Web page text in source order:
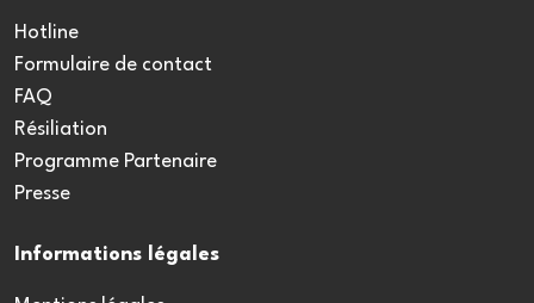
Hotline
Formulaire de contact
FAQ
Résiliation
Programme Partenaire
Presse
Informations légales